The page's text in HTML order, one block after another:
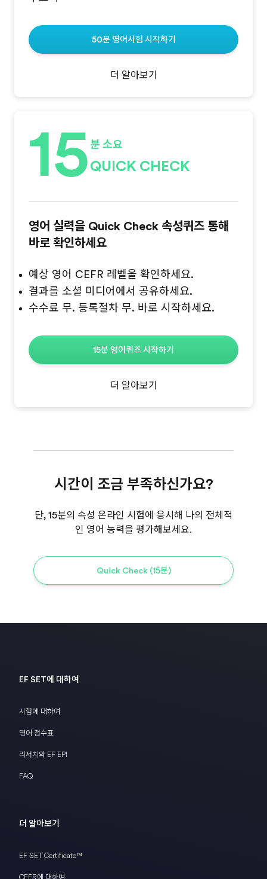
50분 영어시험 시작하기
더 알아보기
15 분 소요
QUICK CHECK
영어 실력을 Quick Check 속성퀴즈 통해
바로 확인하세요
예상 영어 CEFR 레벨을 확인하세요.
결과를 소셜 미디어에서 공유하세요.
수수료 무. 등록절차 무. 바로 시작하세요.
15분 영어퀴즈 시작하기
더 알아보기
시간이 조금 부족하신가요?
단, 15분의 속성 온라인 시험에 응시해 나의 전체적
인 영어 능력을 평가해보세요.
Quick Check (15분)
EF SET에 대하여
시험에 대하여
영어 점수표
리서치와 EF EPI
FAQ
더 알아보기
EF SET Certificate™
CEFR에 대하여